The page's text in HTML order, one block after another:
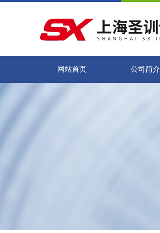
网站首页 公司简介